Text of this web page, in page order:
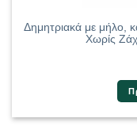
Δημητριακά με μήλο,
Χωρίς